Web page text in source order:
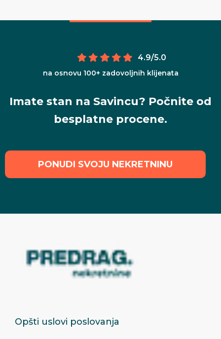
4.9/5.0
na osnovu 100+ zadovoljnih klijenata
Imate stan na Savincu? Počnite od
besplatne procene.
PONUDI SVOJU NEKRETNINU
Opšti uslovi poslovanja